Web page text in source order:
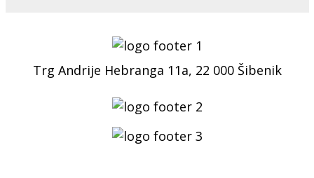
Trg Andrije Hebranga 11a, 22 000 Šibenik